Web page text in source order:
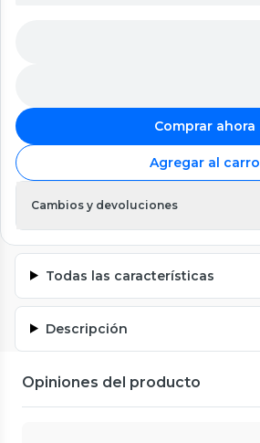
Comprar ahora
Agregar al carro
Cambios y devoluciones
Todas las características
Descripción
Opiniones del producto